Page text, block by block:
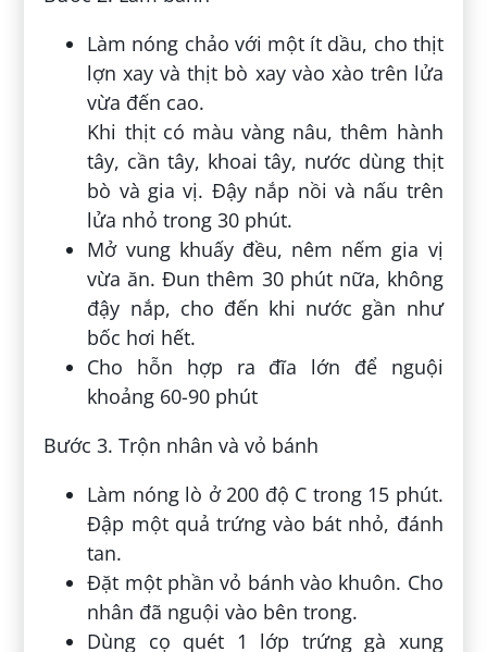
Làm nóng chảo với một ít dầu, cho thịt
lợn xay và thịt bò xay vào xào trên lửa
vừa đến cao.
Khi thịt có màu vàng nâu, thêm hành
tây, cần tây, khoai tây, nước dùng thịt
bò và gia vị. Đậy nắp nồi và nấu trên
lửa nhỏ trong 30 phút.
Mở vung khuấy đều, nêm nếm gia vị
vừa ăn. Đun thêm 30 phút nữa, không
đậy nắp, cho đến khi nước gần như
bốc hơi hết.
Cho hỗn hợp ra đĩa lớn để nguội
khoảng 60-90 phút
Bước 3. Trộn nhân và vỏ bánh
Làm nóng lò ở 200 độ C trong 15 phút.
Đập một quả trứng vào bát nhỏ, đánh
tan.
Đặt một phần vỏ bánh vào khuôn. Cho
nhân đã nguội vào bên trong.
Dùng cọ quét 1 lớp trứng gà xung